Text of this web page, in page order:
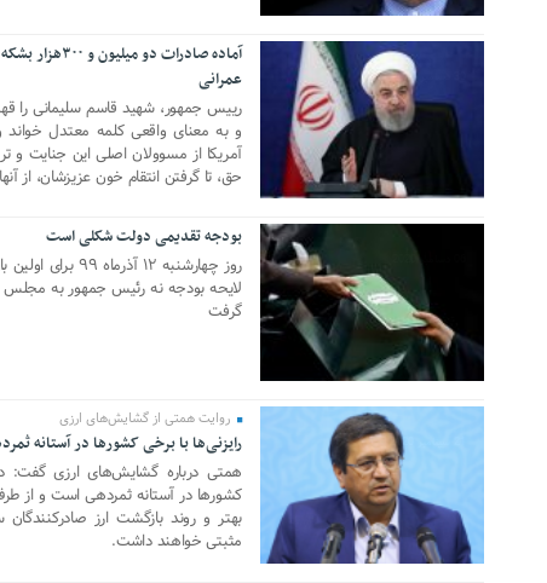
عمرانی
رییس جمهور، شهید قاسم سلیمانی را
و به معنای واقعی کلمه معتدل
آمریکا از مسوولان اصلی این جنایت
حق، تا گرفتن انتقام خون عزیزشان، از
بودجه تقدیمی دولت شکلی است
روز چهارشنبه ۱۲
لایحه بودجه نه رئیس جمهور به
گرفت
روایت همتی از گشایش‌های ارزی
رایزنی‌ها با برخی کشورها در آستانه
همتی درباره گشایش‌های ارزی گفت:
کشورها در آستانه ثمردهی است و از
بهتر و روند بازگشت ارز
مثبتی خواهند داشت.